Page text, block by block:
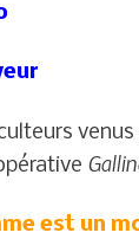
est un